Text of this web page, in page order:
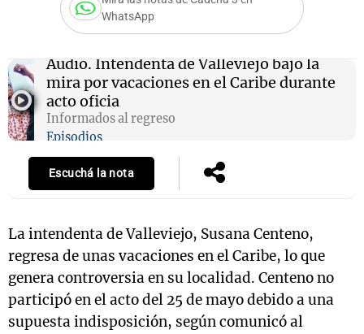
WhatsApp
Audio. Intendenta de Valleviejo bajo la
mira por vacaciones en el Caribe durante
acto oficia
Informados al regreso
Episodios
Escuchá la nota
La intendenta de Valleviejo, Susana Centeno,
regresa de unas vacaciones en el Caribe, lo que
genera controversia en su localidad. Centeno no
participó en el acto del 25 de mayo debido a una
supuesta indisposición, según comunicó al
Notas